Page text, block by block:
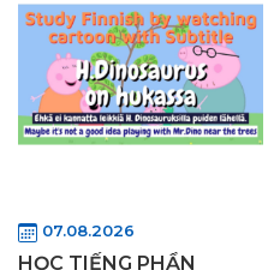
07.08.2026
HỌC TIẾNG PHẦN